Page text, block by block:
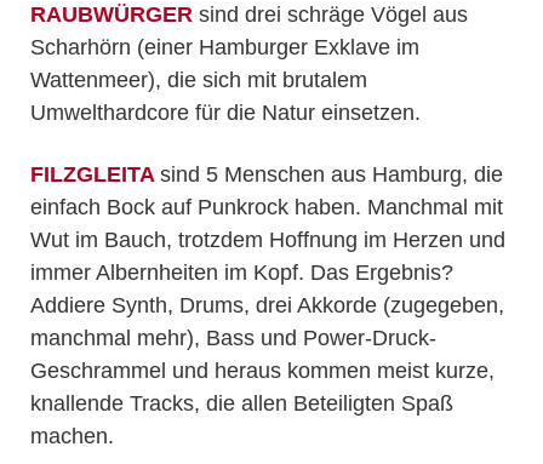
RAUBWÜRGER sind drei schräge Vögel aus
Scharhörn (einer Hamburger Exklave im
Wattenmeer), die sich mit brutalem
Umwelthardcore für die Natur einsetzen.
FILZGLEITA sind 5 Menschen aus Hamburg, die
einfach Bock auf Punkrock haben. Manchmal mit
Wut im Bauch, trotzdem Hoffnung im Herzen und
immer Albernheiten im Kopf. Das Ergebnis?
Addiere Synth, Drums, drei Akkorde (zugegeben,
manchmal mehr), Bass und Power-Druck-
Geschrammel und heraus kommen meist kurze,
knallende Tracks, die allen Beteiligten Spaß
machen.